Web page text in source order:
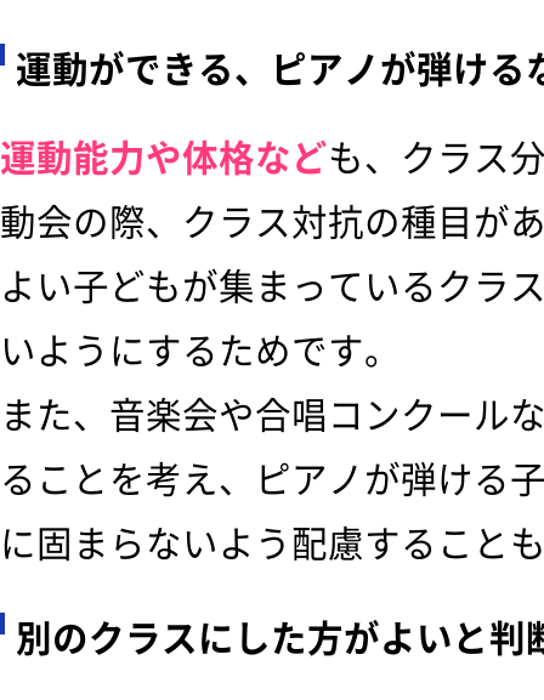
運動ができる、ピアノが弾ける
運動能力や体格なども、クラス
動会の際、クラス対抗の種目が
よい子どもが集まっているクラ
いようにするためです。
また、音楽会や合唱コンクール
ることを考え、ピアノが弾ける
に固まらないよう配慮すること
別のクラスにした方がよいと判